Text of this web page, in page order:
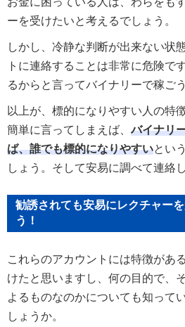
ーを受けたいと考えるでしょう。
しかし、冷静な判断が出来ない状
トに連絡することは非常に危険で
るからと言ってバイナリーで稼ご
以上が、標的になりやすい人の特
簡単に言ってしまえば、バイナリ
ば、誰でも標的になりやすいとい
しょう。そして安易に調べて連絡
勧誘されても安易にレクチャー
う！
これらのアカウントには特徴があ
けたと思いますし、何の目的で、
よるものなのかについても知って
しょうか。